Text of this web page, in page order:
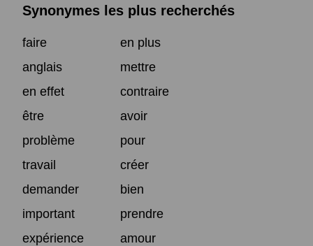
Synonymes les plus recherchés
faire
en plus
anglais
mettre
en effet
contraire
être
avoir
problème
pour
travail
créer
demander
bien
important
prendre
expérience
amour